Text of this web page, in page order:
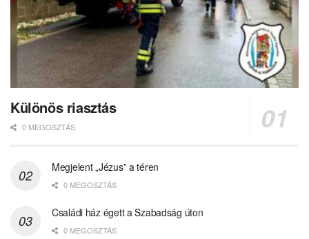
Különös riasztás
0 MEGOSZTÁS
Megjelent „Jézus” a téren
0 MEGOSZTÁS
Családi ház égett a Szabadság úton
0 MEGOSZTÁS